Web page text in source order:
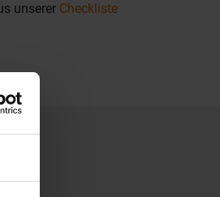
unserer Checkliste